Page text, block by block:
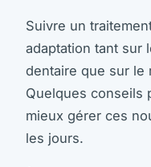
Suivre un
adaptation tant sur
dentaire que sur le
Quelques conseils
mieux gérer ces
les jours.